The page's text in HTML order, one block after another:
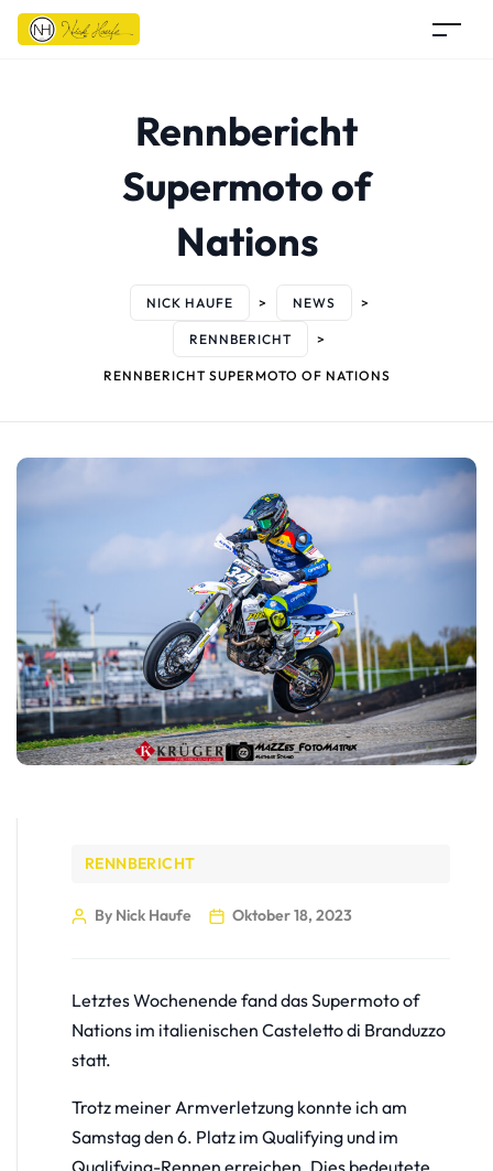
Rennbericht
Supermoto of
Nations
NICK HAUFE > NEWS >
RENNBERICHT >
RENNBERICHT SUPERMOTO OF NATIONS
RENNBERICHT
By Nick Haufe Oktober 18, 2023
Letztes Wochenende fand das Supermoto of
Nations im italienischen Casteletto di Branduzzo
statt.
Trotz meiner Armverletzung konnte ich am
Samstag den 6. Platz im Qualifying und im
Qualifying-Rennen erreichen. Dies bedeutete